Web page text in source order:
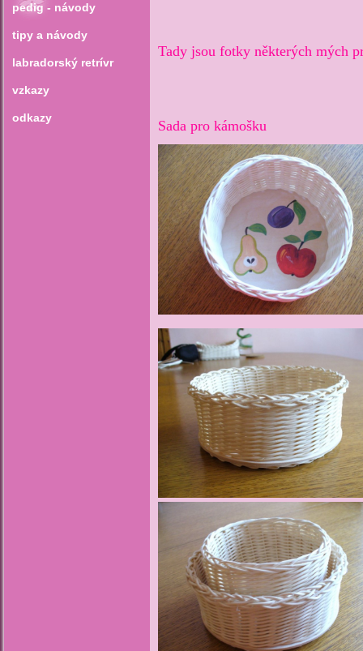
pedig - návody
tipy a návody
labradorský retrívr
vzkazy
odkazy
Tady jsou fotky některých mých
Sada pro kámošku